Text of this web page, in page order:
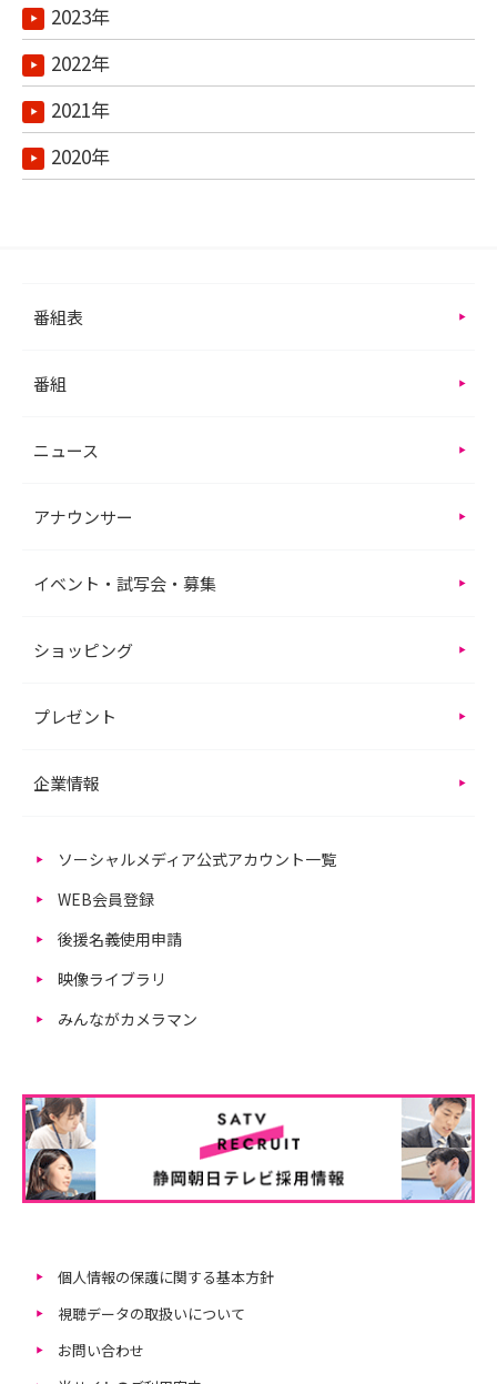
2023年
2022年
2021年
2020年
番組表
番組
ニュース
アナウンサー
イベント・試写会・募集
ショッピング
プレゼント
企業情報
ソーシャルメディア公式アカウント一覧
WEB会員登録
後援名義使用申請
映像ライブラリ
みんながカメラマン
個人情報の保護に関する基本方針
視聴データの取扱いについて
お問い合わせ